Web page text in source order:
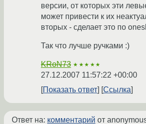
версии, от которых эти
может привести к их
вторых - сделает это по
Так что лучше ручками :)
KRoN73 ★★★★★
27.12.2007 11:57:22 +00:00
Показать ответ
Ссылка
Ответ на: комментарий от